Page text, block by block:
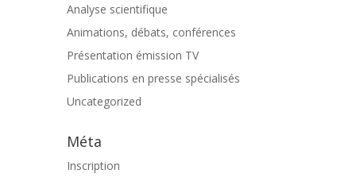
Analyse scientifique
Animations, débats, conférences
Présentation émission TV
Publications en presse spécialisés
Uncategorized
Méta
Inscription